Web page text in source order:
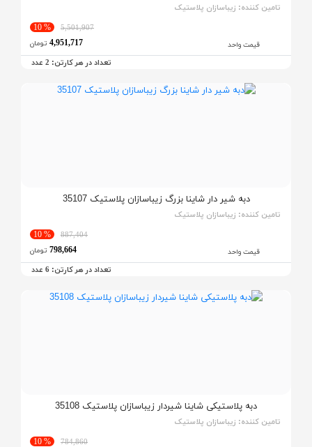
تامین کننده: زیباسازان پلاستیک
قیمت واحد
5,501,907
% 10
4,951,717 تومان
تعداد در هر کارتن: 2 عدد
دبه شیر دار شاینا بزرگ زیباسازان پلاستیک 35107
تامین کننده: زیباسازان پلاستیک
قیمت واحد
887,404
% 10
798,664 تومان
تعداد در هر کارتن: 6 عدد
دبه پلاستیکی شاینا شیردار زیباسازان پلاستیک 35108
تامین کننده: زیباسازان پلاستیک
784,860
% 10